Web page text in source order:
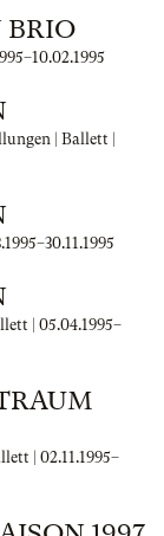
BRIO
–10.02.1995
| Ballett |
–30.11.1995
| 05.04.1995–
| 02.11.1995–